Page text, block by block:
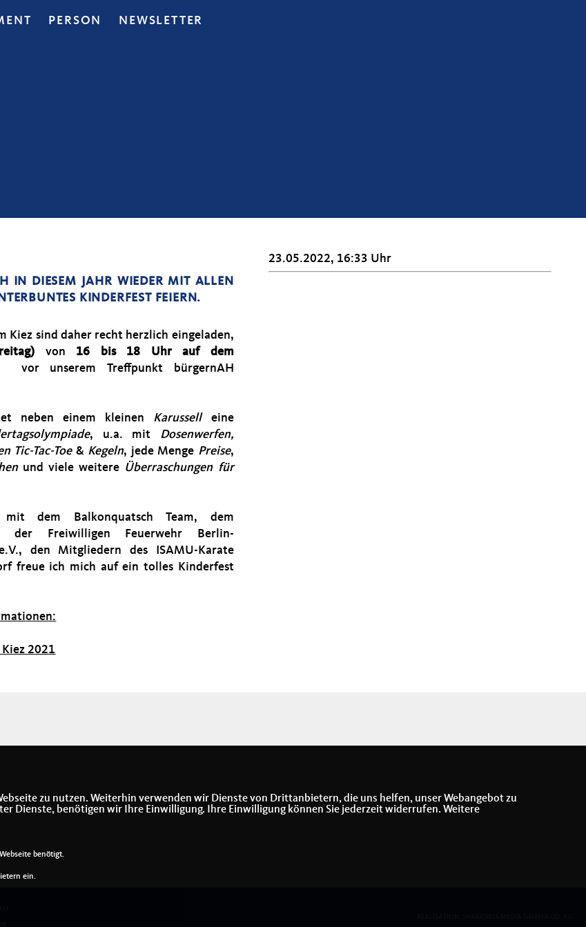
PERSON NEWSLETTER
IN DIESEM JAHR WIEDER MIT ALLEN
KINDERFEST FEIERN.
Kiez sind daher recht herzlich eingeladen,
von 16 bis 18 Uhr auf dem
vor unserem Treffpunkt bürgernAH
neben einem kleinen Karusselleine
, u.a. mit Dosenwerfen,
Tic-Tac-Toe&Kegeln, jede Menge Preise,
und viele weitere Überraschungen für
mit dem Balkonquatsch Team, dem
der Freiwilligen Feuerwehr Berlin-
den Mitgliedern des ISAMU-Karate
freue ich mich auf ein tolles Kinderfest
2021
23.05.2022, 16:33 Uhr
zu nutzen. Weiterhin verwenden wir Dienste von Drittanbietern, die uns helfen, unser Webangebot zu
Dienste, benötigen wir Ihre Einwilligung. Ihre Einwilligung können Sie jederzeit widerrufen. Weitere
benötigt.
ein.